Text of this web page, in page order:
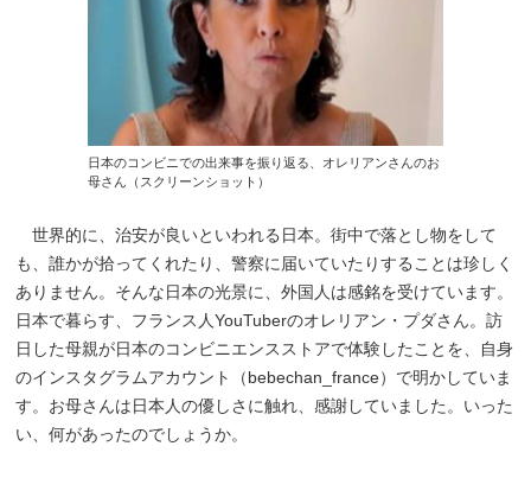
日本のコンビニでの出来事を振り返る、オレリアンさんのお
母さん（スクリーンショット）
世界的に、治安が良いといわれる日本。街中で落とし物をして
も、誰かが拾ってくれたり、警察に届いていたりすることは珍しく
ありません。そんな日本の光景に、外国人は感銘を受けています。
日本で暮らす、フランス人YouTuberのオレリアン・プダさん。訪
日した母親が日本のコンビニエンスストアで体験したことを、自身
のインスタグラムアカウント（bebechan_france）で明かしていま
す。お母さんは日本人の優しさに触れ、感謝していました。いった
い、何があったのでしょうか。